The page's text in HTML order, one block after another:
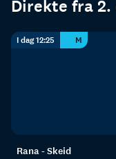
Direkte fra
I dag 12:25 M
Rana - Skeid